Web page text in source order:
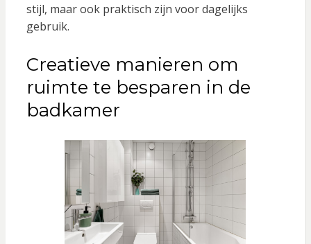
stijl, maar ook praktisch zijn voor dagelijks
gebruik.
Creatieve manieren om
ruimte te besparen in de
badkamer